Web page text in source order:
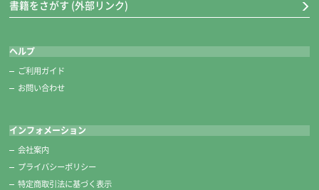
書籍をさがす (外部リンク)
ヘルプ
ご利用ガイド
お問い合わせ
インフォメーション
会社案内
プライバシーポリシー
特定商取引法に基づく表示